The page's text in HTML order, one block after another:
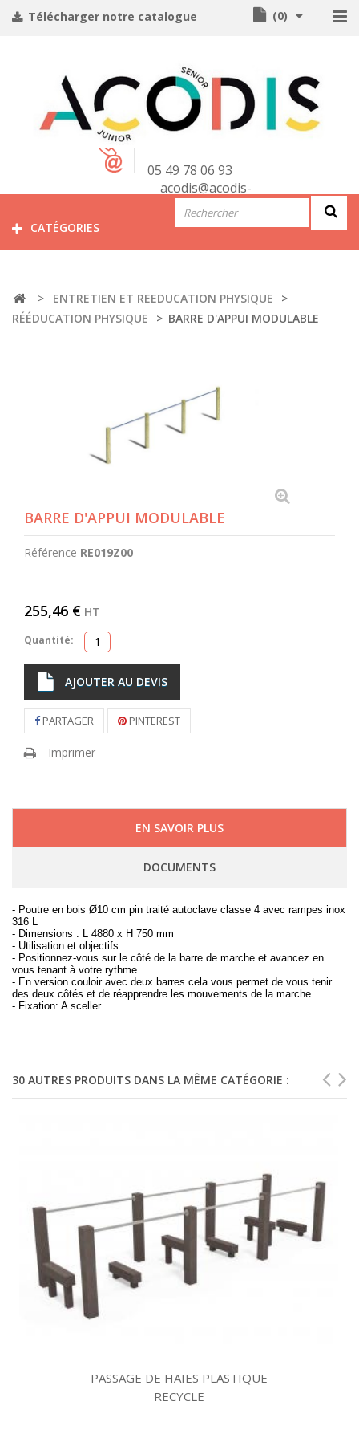
Télécharger notre catalogue (0)
05 49 78 06 93
acodis@acodis-
seniors.com
CATÉGORIES
> ENTRETIEN ET REEDUCATION PHYSIQUE
>
RÉÉDUCATION PHYSIQUE
> BARRE D'APPUI MODULABLE
BARRE D'APPUI MODULABLE
Référence RE019Z00
255,46 € HT
Quantité:
AJOUTER AU DEVIS
PARTAGER PINTEREST
Imprimer
EN SAVOIR PLUS
DOCUMENTS
- Poutre en bois Ø10 cm pin traité autoclave classe 4 avec rampes inox
316 L
- Dimensions : L 4880 x H 750 mm
- Utilisation et objectifs :
- Positionnez-vous sur le côté de la barre de marche et avancez en
vous tenant à votre rythme.
- En version couloir avec deux barres cela vous permet de vous tenir
des deux côtés et de réapprendre les mouvements de la marche.
- Fixation: A sceller
30 AUTRES PRODUITS DANS LA MÊME CATÉGORIE :
PASSAGE DE HAIES PLASTIQUE
RECYCLE